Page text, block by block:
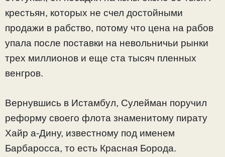
крестьян, которых не счел достойными
продажи в рабство, потому что цена на рабов
упала после поставки на невольничьи рынки
трех миллионов и еще ста тысяч пленных
венгров.
Вернувшись в Истамбул, Сулейман поручил
реформу своего флота знаменитому пирату
Хайр а-Дину, известному под именем
Барбаросса, то есть Красная Борода.